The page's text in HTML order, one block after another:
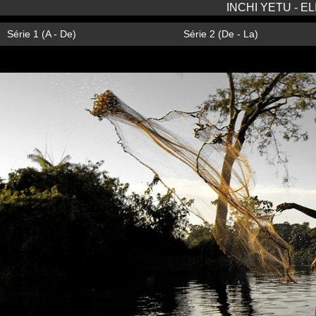
INCHI YETU -
Série 1 (A - De) Série 2 (De - La)